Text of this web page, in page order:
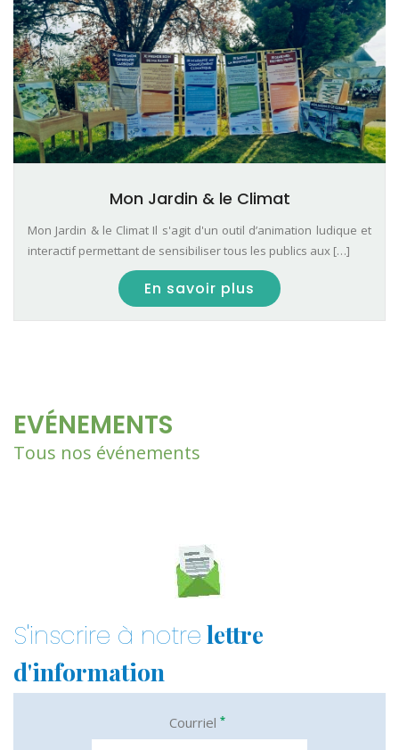
Mon Jardin & le Climat
Mon Jardin & le Climat Il s'agit d'un outil d’animation ludique et
interactif permettant de sensibiliser tous les publics aux […]
En savoir plus
EVÉNEMENTS
Tous nos événements
S'inscrire à notrelettre
d'information
Courriel *